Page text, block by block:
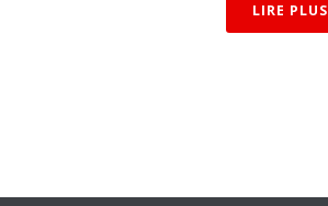
LIRE PLUS